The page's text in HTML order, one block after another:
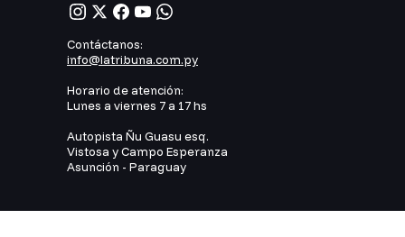
Contáctanos:
info@latribuna.com.py
Horario de atención:
Lunes a viernes 7 a 17 hs
Autopista Ñu Guasu esq.
Vistosa y Campo Esperanza
Asunción - Paraguay